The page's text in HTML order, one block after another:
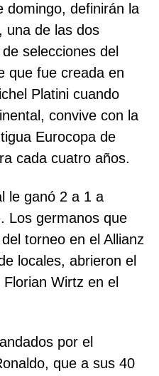
domingo, definirán la
una de las dos
selecciones del
que fue creada en
Platini cuando
convive con la
Eurocopa de
cada cuatro años.
le ganó 2 a 1 a
Los germanos que
torneo en el Allianz
locales, abrieron el
Wirtz en el
por el
que a sus 40